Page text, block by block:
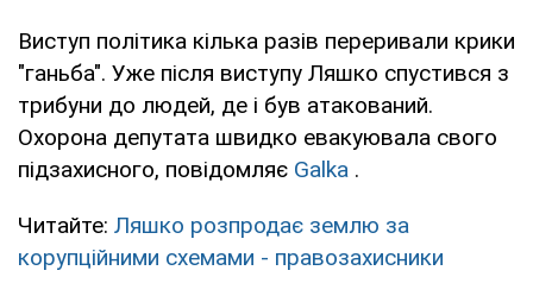
Виступ політика кілька разів переривали крики
"ганьба". Уже після виступу Ляшко спустився з
трибуни до людей, де і був атакований.
Охорона депутата швидко евакуювала свого
підзахисного, повідомляє Galka .
Читайте: Ляшко розпродає землю за
корупційними схемами - правозахисники